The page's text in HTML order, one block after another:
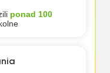
ponad 100